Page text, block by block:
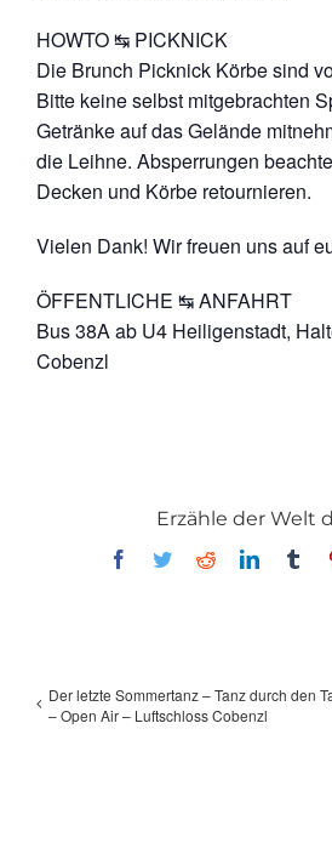
HOWTO ↹ PICKNICK
Die Brunch Picknick Körbe sind
Bitte keine selbst mitgebrachten
Getränke auf das Gelände
die Leihne. Absperrungen
Decken und Körbe retournieren.
Vielen Dank! Wir freuen uns auf
ÖFFENTLICHE ↹ ANFAHRT
Bus 38A ab U4 Heiligenstadt,
Cobenzl
Erzähle der Welt
Facebook
TwitterRedditLinkedIn
Der letzte Sommertanz – Tanz durch den
– Open Air – Luftschloss Cobenzl